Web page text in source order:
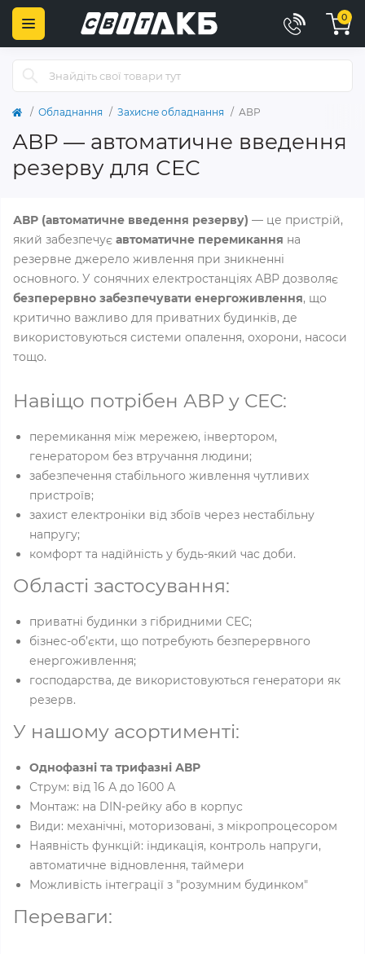
0
Обладнання Захисне обладнання АВР
АВР — автоматичне введення
резерву для СЕС
АВР (автоматичне введення резерву) — це пристрій,
який забезпечує автоматичне перемикання на
резервне джерело живлення при зникненні
основного. У сонячних електростанціях АВР дозволяє
безперервно забезпечувати енергоживлення, що
критично важливо для приватних будинків, де
використовуються системи опалення, охорони, насоси
тощо.
Навіщо потрібен АВР у СЕС:
перемикання між мережею, інвертором,
генератором без втручання людини;
забезпечення стабільного живлення чутливих
пристроїв;
захист електроніки від збоїв через нестабільну
напругу;
комфорт та надійність у будь-який час доби.
Області застосування:
приватні будинки з гібридними СЕС;
бізнес-об’єкти, що потребують безперервного
енергоживлення;
господарства, де використовуються генератори як
резерв.
У нашому асортименті:
Однофазні та трифазні АВР
Струм: від 16 А до 1600 А
Монтаж: на DIN-рейку або в корпус
Види: механічні, моторизовані, з мікропроцесором
Наявність функцій: індикація, контроль напруги,
автоматичне відновлення, таймери
Можливість інтеграції з "розумним будинком"
Переваги: